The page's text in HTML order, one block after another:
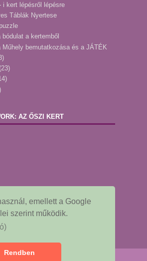
emellett a Google
szerint működik.
Rendben
i kert lépésről lépésre
Táblák Nyertese
bódulat a kertemből
Műhely bemutatkozása és a JÁTÉK
(23)
AZ ŐSZI KERT